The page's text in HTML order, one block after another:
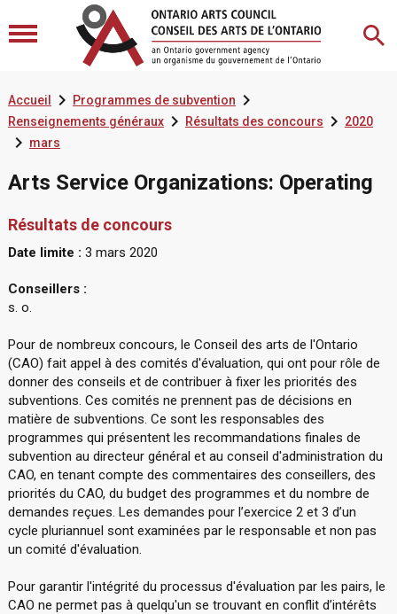
Accueil  Programmes de subvention
Renseignements généraux Résultats des concours 2020
 mars
Arts Service Organizations: Operating
Résultats de concours
Date limite : 3 mars 2020
Conseillers :
s. o.
Pour de nombreux concours, le Conseil des arts de l'Ontario
(CAO) fait appel à des comités d'évaluation, qui ont pour rôle de
donner des conseils et de contribuer à fixer les priorités des
subventions. Ces comités ne prennent pas de décisions en
matière de subventions. Ce sont les responsables des
programmes qui présentent les recommandations finales de
subvention au directeur général et au conseil d'administration du
CAO, en tenant compte des commentaires des conseillers, des
priorités du CAO, du budget des programmes et du nombre de
demandes reçues. Les demandes pour l’exercice 2 et 3 d’un
cycle pluriannuel sont examinées par le responsable et non pas
un comité d'évaluation.
Pour garantir l'intégrité du processus d'évaluation par les pairs, le
CAO ne permet pas à quelqu'un se trouvant en conflit d’intérêts